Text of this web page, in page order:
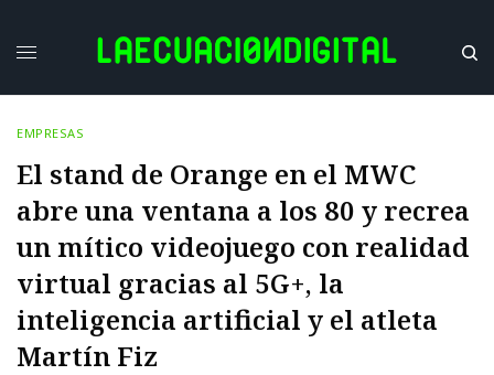
EMPRESAS
El stand de Orange en el MWC
abre una ventana a los 80 y recrea
un mítico videojuego con realidad
virtual gracias al 5G+, la
inteligencia artificial y el atleta
Martín Fiz